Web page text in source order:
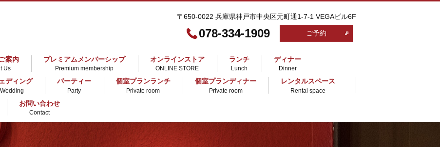
〒650-0022 兵庫県神戸市中央区元町通1-7-1 VEGAビル6F
078-334-1909 ご予約
案内
Us
プレミアムメンバーシップ
Premium membership
オンラインストア
ONLINE STORE
ランチ
Lunch
ディナー
Dinner
ディング
Wedding
パーティー
Party
個室プランランチ
Private room
個室プランディナー
Private room
レンタルスペース
Rental space
お問い合わせ
Contact